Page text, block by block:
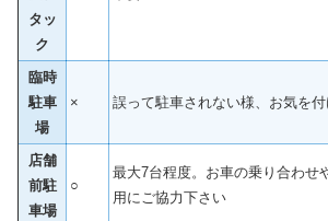
タッ
ク
臨時
駐車
場
× 誤って駐車されない様、お気を
店舗
前駐
車場
○
最大7台程度。お車の乗り合わせ
用にご協力下さい